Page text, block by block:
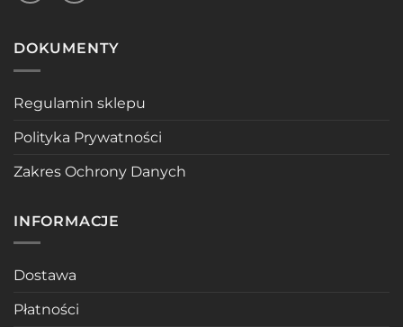
DOKUMENTY
Regulamin sklepu
Polityka Prywatności
Zakres Ochrony Danych
INFORMACJE
Dostawa
Płatności